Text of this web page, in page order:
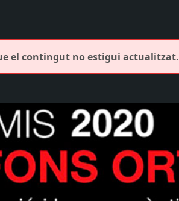
el contingut no estigui actualitzat.